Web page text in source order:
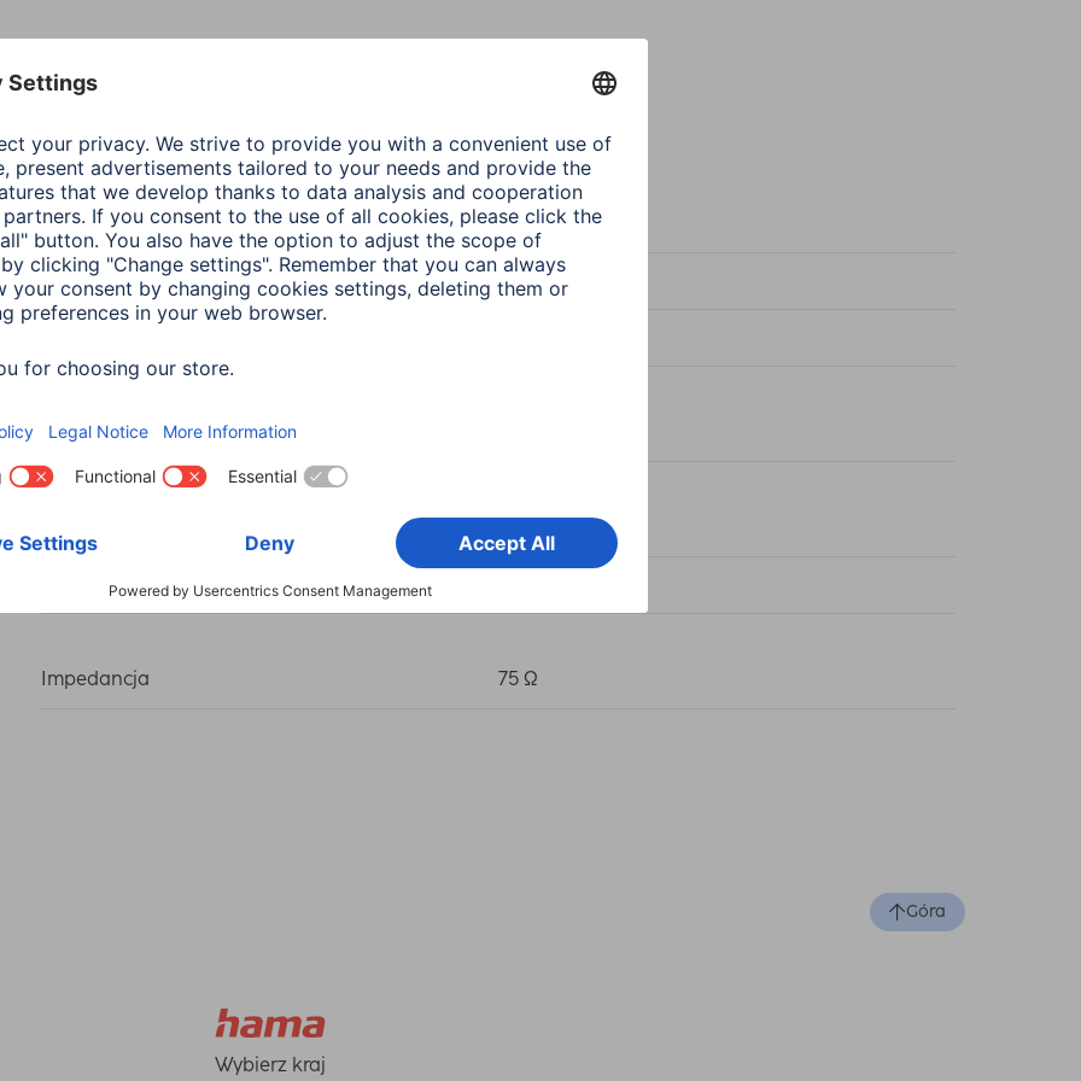
Kolor Czarny/Szary
Linia produktowa Prime Line
Jakość
Wtyczka typu F
Specyfikacja
Impedancja 75 Ω
Góra
Wybierz kraj